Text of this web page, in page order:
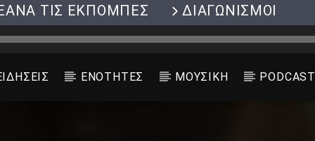
ΤΙΣ ΕΚΠΟΜΠΕΣ ΔΙΑΓΩΝΙΣΜΟΙ
ΕΝΟΤΗΤΕΣ ΜΟΥΣΙΚΗ